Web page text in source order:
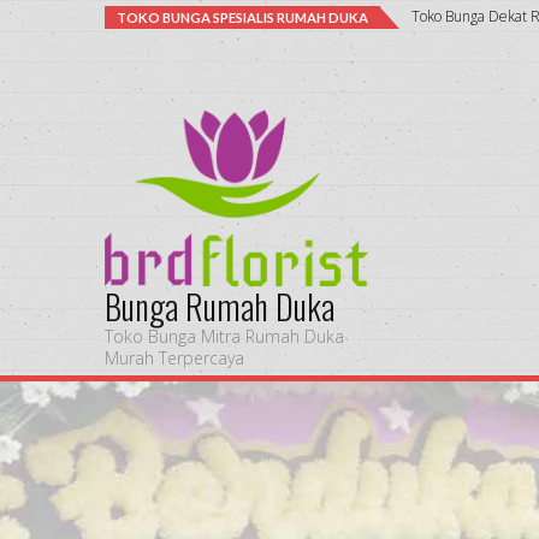
TOKO BUNGA SPESIALIS RUMAH DUKA Toko Bunga
Bunga Rumah Duka
Toko Bunga Mitra Rumah Duka
Murah Terpercaya